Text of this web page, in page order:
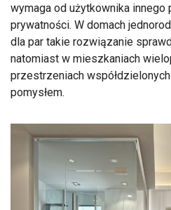
wymaga od użytkownika innego
prywatności. W domach
dla par takie rozwiązanie
natomiast w mieszkaniach
przestrzeniach
pomysłem.